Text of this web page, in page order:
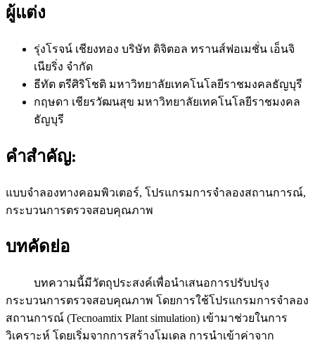
ผู้แต่ง
รุ่งโรจน์ เชียงทอง บริษัท ดิจิตอล ทรานส์ฟอเมชั่น เอ็นจิ
เนียริ่ง จํากัด
ธีทัต ตรีศิริโชติ มหาวิทยาลัยเทคโนโลยีราชมงคลธัญบุรี
กฤษดา เชียรวัฒนสุข มหาวิทยาลัยเทคโนโลยีราชมงคล
ธัญบุรี
คำสำคัญ:
แบบจําลองทางคอมพิวเตอร์, โปรแกรมการจําลองสถานการณ์,
กระบวนการตรวจสอบคุณภาพ
บทคัดย่อ
บทความนี้มีวัตถุประสงค์เพื่อนำเสนอการปรับปรุง
กระบวนการตรวจสอบคุณภาพ โดยการใช้โปรแกรมการจำลอง
สถานการณ์ (Tecnoamtix Plant simulation) เข้ามาช่วยในการ
วิเคราะห์ โดยเริ่มจากการสร้างโมเดล การนำเข้าค่าจาก